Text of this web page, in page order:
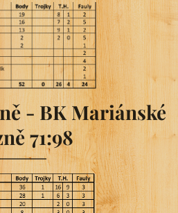
- BK Mariánské
71:98